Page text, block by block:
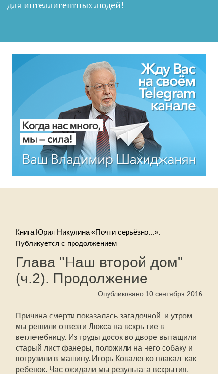
для интеллигентных людей!
Книга Юрия Никулина «Почти серьёзно...».
Публикуется с продолжением
Глава "Наш второй дом"
(ч.2). Продолжение
Опубликовано 10 сентября 2016
Причина смерти показалась загадочной, и утром
мы решили отвезти Люкса на вскрытие в
ветлечебницу. Из груды досок во дворе вытащили
старый лист фанеры, положили на него собаку и
погрузили в машину. Игорь Коваленко плакал, как
ребенок. Час ожидали мы результата вскрытия.